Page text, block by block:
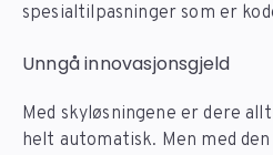
spesialtilpasninger som er
Unngå innovasjonsgjeld
Med skyløsningene er dere
helt automatisk. Men med